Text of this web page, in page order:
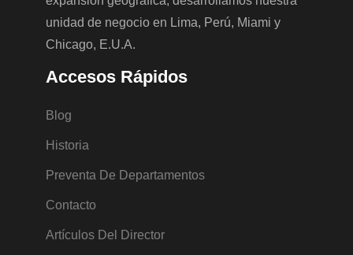
unidad de negocio en Lima, Perú, Miami y
Chicago, E.U.A.
Accesos Rápidos
Blog
Historia
Preventa De Departamentos
Contacto
Artículos Del Director